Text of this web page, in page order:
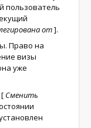
пользователь
от].
Право на
визы
уже
[ Сменить